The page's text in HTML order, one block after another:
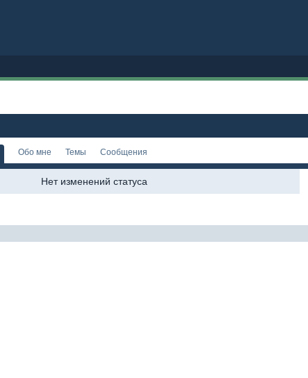
Обо мне Темы Сообщения
Нет изменений статуса